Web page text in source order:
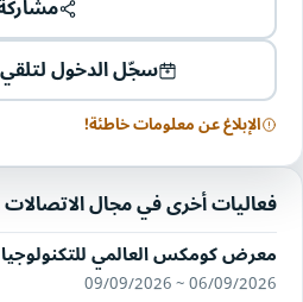
سجّل الدخول لتلقي
الإبلاغ عن معلومات خاطئة!
فعاليات أخرى في مجال الاتصالات
معرض كومكس العالمي للتكنولوجيا
06/09/2026 ~ 09/09/2026